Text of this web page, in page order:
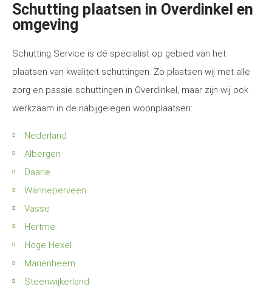
Schutting plaatsen in Overdinkel en
omgeving
Schutting Service is dé specialist op gebied van het
plaatsen van kwaliteit schuttingen. Zo plaatsen wij met alle
zorg en passie schuttingen in Overdinkel, maar zijn wij ook
werkzaam in de nabijgelegen woonplaatsen:
Nederland
Albergen
Daarle
Wanneperveen
Vasse
Hertme
Hoge Hexel
Mariënheem
Steenwijkerland